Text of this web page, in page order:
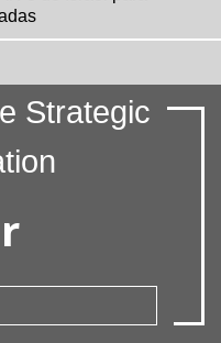
Strategic